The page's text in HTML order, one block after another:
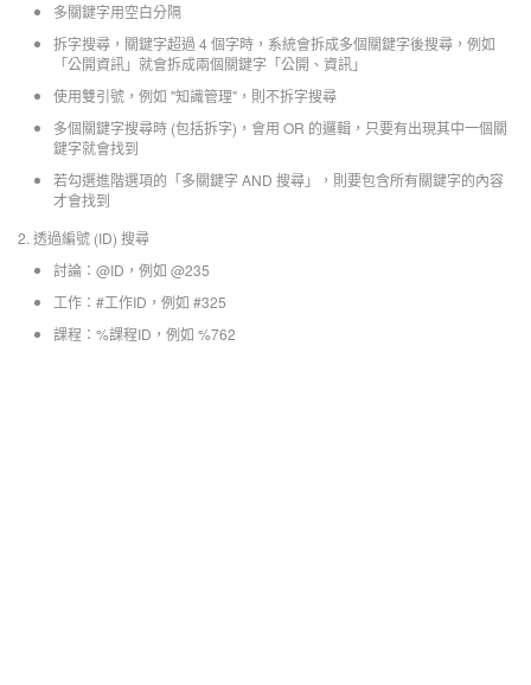
多關鍵字用空白分隔
拆字搜尋，關鍵字超過 4 個字時，系統會拆成多個關鍵字後搜尋，例如
「公開資訊」就會拆成兩個關鍵字「公開、資訊」
使用雙引號，例如 "知識管理"，則不拆字搜尋
多個關鍵字搜尋時 (包括拆字)，會用 OR 的邏輯，只要有出現其中一個關
鍵字就會找到
若勾選進階選項的「多關鍵字 AND 搜尋」，則要包含所有關鍵字的內容
才會找到
2. 透過編號 (ID) 搜尋
討論：@ID，例如 @235
工作：#工作ID，例如 #325
課程：%課程ID，例如 %762